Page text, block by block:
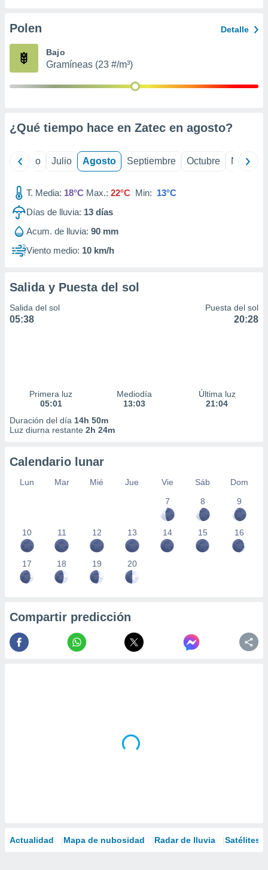
e
mediante
publicidad
publicidad
1199
Polen Detalle
Bajo
Gramíneas (23 #/m³)
¿Qué tiempo hace en Zatec en agosto?
Junio Julio Agosto Septiembre Octubre
T. Media: 18°C Max.: 22°C Min: 13°C
Días de lluvia: 13 días
Acum. de lluvia: 90 mm
Viento medio: 10 km/h
Salida y Puesta del sol
Salida del sol
05:38
Puesta del sol
20:28
Primera luz
05:01
Mediodía
13:03
Última luz
21:04
Duración del día 14h 50m
Luz diurna restante 2h 24m
Calendario lunar
Lun Mar Mié Jue Vie Sáb
Dom
7
8 9
10 11 12 13 14 15 16
17 18 19 20
Compartir predicción
Actualidad Mapa de nubosidad Radar de lluvia Satélites